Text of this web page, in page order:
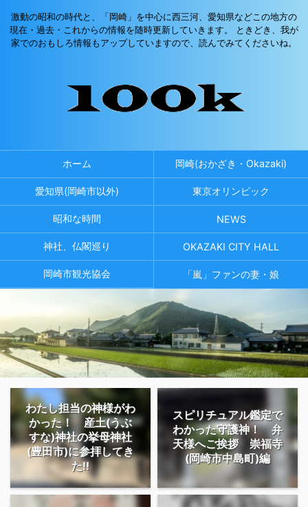
激動の昭和の時代と、「岡崎」を中心に西三河、愛知県などこの地方の
現在・過去・これからの情報を随時更新していきます。 ときどき、我が
家でのおもしろ情報もアップしていますので、読んでみてくださいね。
ホーム 岡崎(おかざき・Okazaki)
愛知県(岡崎市以外) 東京オリンピック
昭和な時間 NEWS
神社、仏閣巡り OKAZAKI CITY HALL
岡崎市観光協会 「嵐」ファンの妻・娘
わたし担当の神様がわ
かった！ 産土(うぶ
すな)神社の挙母神社
(豊田市)に参拝してき
た!!
スピリチュアル鑑定で
わかった守護神！ 弁
天様へご挨拶 崇福寺
(岡崎市中島町)編